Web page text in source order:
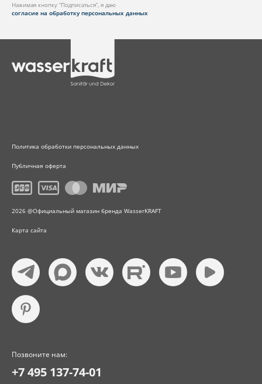
Нажимая кнопку “Подписаться”, я даю
согласие на обработку персональных данных
Политика обработки персональных данных
Публичная оферта
2026 @Официальный магазин бренда WasserKRAFT
Карта сайта
Позвоните нам:
+7 495 137-74-01